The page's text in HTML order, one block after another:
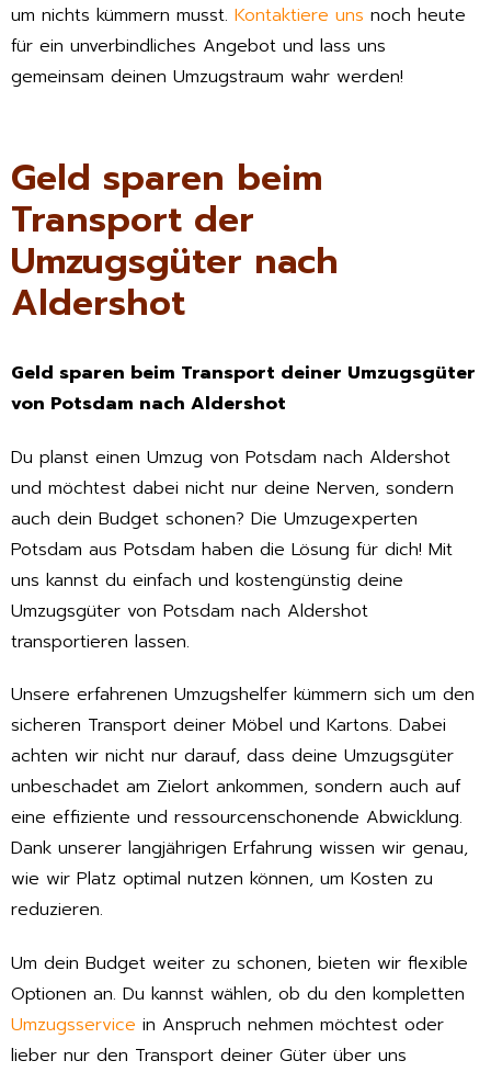
um nichts kümmern musst. Kontaktiere uns noch heute
für ein unverbindliches Angebot und lass uns
gemeinsam deinen Umzugstraum wahr werden!
Geld sparen beim
Transport der
Umzugsgüter nach
Aldershot
Geld sparen beim Transport deiner Umzugsgüter
von Potsdam nach Aldershot
Du planst einen Umzug von Potsdam nach Aldershot
und möchtest dabei nicht nur deine Nerven, sondern
auch dein Budget schonen? Die Umzugexperten
Potsdam aus Potsdam haben die Lösung für dich! Mit
uns kannst du einfach und kostengünstig deine
Umzugsgüter von Potsdam nach Aldershot
transportieren lassen.
Unsere erfahrenen Umzugshelfer kümmern sich um den
sicheren Transport deiner Möbel und Kartons. Dabei
achten wir nicht nur darauf, dass deine Umzugsgüter
unbeschadet am Zielort ankommen, sondern auch auf
eine effiziente und ressourcenschonende Abwicklung.
Dank unserer langjährigen Erfahrung wissen wir genau,
wie wir Platz optimal nutzen können, um Kosten zu
reduzieren.
Um dein Budget weiter zu schonen, bieten wir flexible
Optionen an. Du kannst wählen, ob du den kompletten
Umzugsservice in Anspruch nehmen möchtest oder
lieber nur den Transport deiner Güter über uns